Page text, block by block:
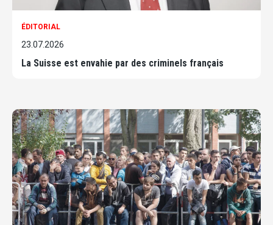
ÉDITORIAL
23.07.2026
La Suisse est envahie par des criminels français